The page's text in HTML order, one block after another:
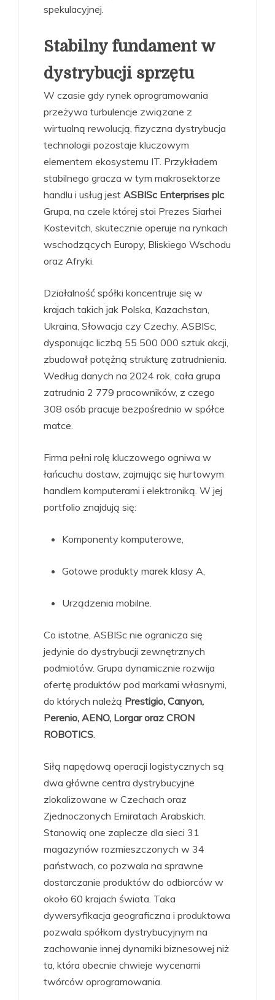
spekulacyjnej.
Stabilny fundament w
dystrybucji sprzętu
W czasie gdy rynek oprogramowania
przeżywa turbulencje związane z
wirtualną rewolucją, fizyczna dystrybucja
technologii pozostaje kluczowym
elementem ekosystemu IT. Przykładem
stabilnego gracza w tym makrosektorze
handlu i usług jest ASBISc Enterprises plc.
Grupa, na czele której stoi Prezes Siarhei
Kostevitch, skutecznie operuje na rynkach
wschodzących Europy, Bliskiego Wschodu
oraz Afryki.
Działalność spółki koncentruje się w
krajach takich jak Polska, Kazachstan,
Ukraina, Słowacja czy Czechy. ASBISc,
dysponując liczbą 55 500 000 sztuk akcji,
zbudował potężną strukturę zatrudnienia.
Według danych na 2024 rok, cała grupa
zatrudnia 2 779 pracowników, z czego
308 osób pracuje bezpośrednio w spółce
matce.
Firma pełni rolę kluczowego ogniwa w
łańcuchu dostaw, zajmując się hurtowym
handlem komputerami i elektroniką. W jej
portfolio znajdują się:
Komponenty komputerowe,
Gotowe produkty marek klasy A,
Urządzenia mobilne.
Co istotne, ASBISc nie ogranicza się
jedynie do dystrybucji zewnętrznych
podmiotów. Grupa dynamicznie rozwija
ofertę produktów pod markami własnymi,
do których należą Prestigio, Canyon,
Perenio, AENO, Lorgar oraz CRON
ROBOTICS.
Siłą napędową operacji logistycznych są
dwa główne centra dystrybucyjne
zlokalizowane w Czechach oraz
Zjednoczonych Emiratach Arabskich.
Stanowią one zaplecze dla sieci 31
magazynów rozmieszczonych w 34
państwach, co pozwala na sprawne
dostarczanie produktów do odbiorców w
około 60 krajach świata. Taka
dywersyfikacja geograficzna i produktowa
pozwala spółkom dystrybucyjnym na
zachowanie innej dynamiki biznesowej niż
ta, która obecnie chwieje wycenami
twórców oprogramowania.